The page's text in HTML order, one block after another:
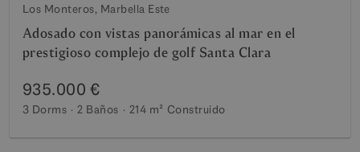
Los Monteros, Marbella Este
Adosado con vistas panorámicas al mar en el
prestigioso complejo de golf Santa Clara
935.000 €
3 Dorms 2 Baños 214 m² Construido